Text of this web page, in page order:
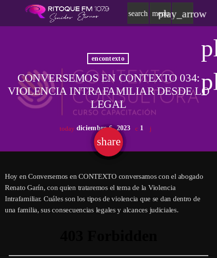
search menu
play_arrow
encontexto
CONVERSEMOS EN CONTEXTO 034:
VIOLENCIA INTRAFAMILIAR DESDE LO
LEGAL
today diciembre 6, 2023 1
share
email
Hoy en Conversemos en CONTEXTO conversamos con el abogado
Renato Garín, con quien trataremos el tema de la Violencia
Intrafamiliar. Cuáles son los tipos de violencia que se dan dentro de
una familia, sus consecuencias legales y alcances judiciales.